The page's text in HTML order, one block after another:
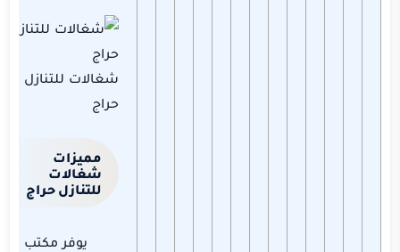
شغالات للتنازل
حراج
مميزات
شغالات
للتنازل حراج
يوفر مكتب